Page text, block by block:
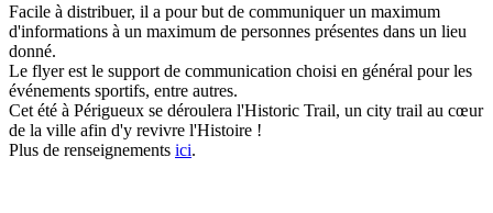
Facile à distribuer, il a pour but de communiquer un maximum
d'informations à un maximum de personnes présentes dans un lieu
donné.
Le flyer est le support de communication choisi en général pour les
événements sportifs, entre autres.
Cet été à Périgueux se déroulera l'Historic Trail, un city trail au cœur
de la ville afin d'y revivre l'Histoire !
Plus de renseignements ici.